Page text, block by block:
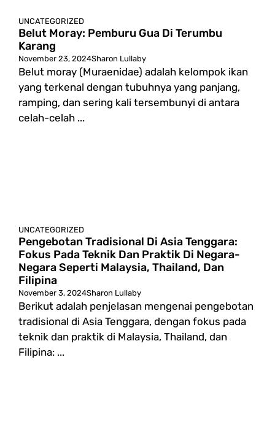
UNCATEGORIZED
Belut Moray: Pemburu Gua Di Terumbu
Karang
November 23, 2024Sharon Lullaby
Belut moray (Muraenidae) adalah kelompok ikan
yang terkenal dengan tubuhnya yang panjang,
ramping, dan sering kali tersembunyi di antara
celah-celah ...
UNCATEGORIZED
Pengebotan Tradisional Di Asia Tenggara:
Fokus Pada Teknik Dan Praktik Di Negara-
Negara Seperti Malaysia, Thailand, Dan
Filipina
November 3, 2024Sharon Lullaby
Berikut adalah penjelasan mengenai pengebotan
tradisional di Asia Tenggara, dengan fokus pada
teknik dan praktik di Malaysia, Thailand, dan
Filipina: ...